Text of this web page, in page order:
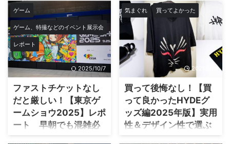
年に道頓堀にオープン。 大き ...
ながらレポートするぞ。 これか
ら ...
ート グータッチ未遂
とBEASTエリアの熱狂
を記録！
2025年10月26日（日）の
【HYDE [INSIDE] WORLD TOUR
-JAPAN FINAL-】に行ってきま
した！場所は例年通り、幕張メッ
セ。僕はこの記念すべきファイナ
ルを、モッシュピットエリアの
BEASTエリアから参戦。 グッズ
購入や会場フード、ゲストアクト
BAND-MAIDの熱演、そして
HYDEさんの魂のパフォーマンス
い！
2025年10月14日（火）、渋谷
CLUB QUATTROで行われた
【geek sleep sheep tour
confusion bedroom 2025】に行
ってきました！ L’Arc～en～Ciel
／ACID ANDROID、プチブラの
yukihiroさん、MO’SOME
TONEBENDERのmomoさん、凛
として時雨の345さんによるドリ
ーミーな3ピースバンド、geek
sleep sheep
初めての羊と言
ゲーム
ゲーム、特撮などのイベント展示会
レポート
2025/10/7
ファストチケットなし
だと厳しい！【東京ゲ
ームショウ2025】レポ
ート 早朝でも混雑必
至！
気まぐれ 買ってよかった
2025/9/9
買って後悔なし！【買
って良かったHYDEグ
ッズ編2025年版】実用
性＆デザイン性で選ぶ
HYDEファンなら一度は悩むのが